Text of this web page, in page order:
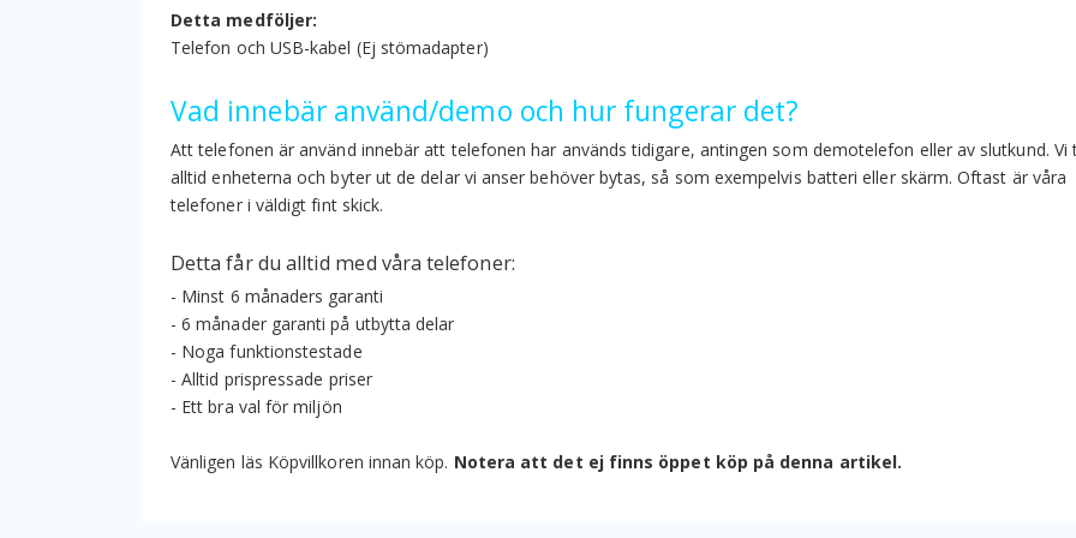
Detta medföljer:
Telefon och USB-kabel (Ej stömadapter)
Vad innebär använd/demo och hur fungerar det?
Att telefonen är använd innebär att telefonen har används tidigare, antingen som demotelefon eller av slutkund. Vi
alltid enheterna och byter ut de delar vi anser behöver bytas, så som exempelvis batteri eller skärm. Oftast är våra
telefoner i väldigt fint skick.
Detta får du alltid med våra telefoner:
- Minst 6 månaders garanti
- 6 månader garanti på utbytta delar
- Noga funktionstestade
- Alltid prispressade priser
- Ett bra val för miljön
Vänligen läs Köpvillkoren innan köp. Notera att det ej finns öppet köp på denna artikel.